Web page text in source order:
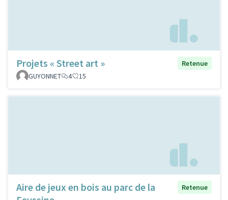
Projets « Street art »
Retenue
GUYONNET
4 15
Aire de jeux en bois au parc de la
Retenue